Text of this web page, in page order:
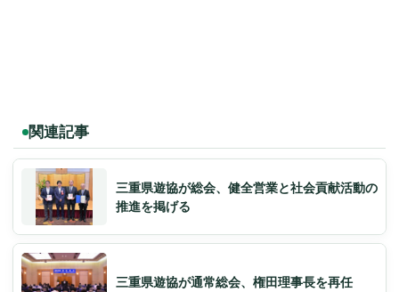
関連記事
三重県遊協が総会、健全営業と社会貢献活動の
推進を掲げる
三重県遊協が通常総会、権田理事長を再任